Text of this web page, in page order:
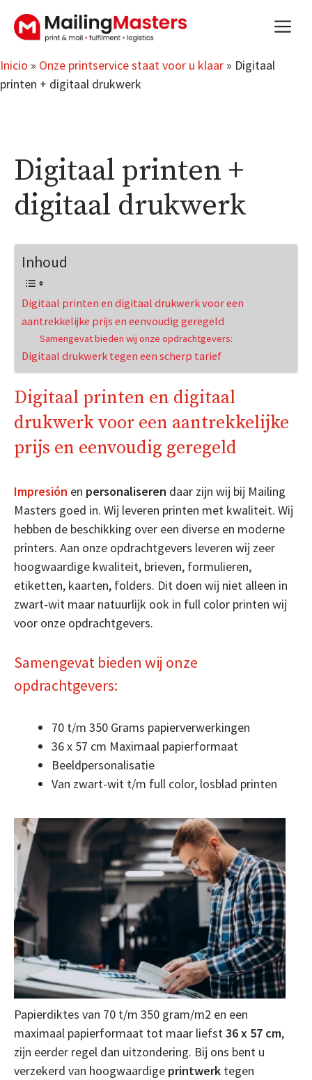
contenido
Inicio » Onze printservice staat voor u klaar » Digitaal
printen + digitaal drukwerk
Digitaal printen +
digitaal drukwerk
Inhoud
Digitaal printen en digitaal drukwerk voor een
aantrekkelijke prijs en eenvoudig geregeld
Samengevat bieden wij onze opdrachtgevers:
Digitaal drukwerk tegen een scherp tarief
Digitaal printen en digitaal
drukwerk voor een aantrekkelijke
prijs en eenvoudig geregeld
Impresión en personaliseren daar zijn wij bij Mailing
Masters goed in. Wij leveren printen met kwaliteit. Wij
hebben de beschikking over een diverse en moderne
printers. Aan onze opdrachtgevers leveren wij zeer
hoogwaardige kwaliteit, brieven, formulieren,
etiketten, kaarten, folders. Dit doen wij niet alleen in
zwart-wit maar natuurlijk ook in full color printen wij
voor onze opdrachtgevers.
Samengevat bieden wij onze
opdrachtgevers:
70 t/m 350 Grams papierverwerkingen
36 x 57 cm Maximaal papierformaat
Beeldpersonalisatie
Van zwart-wit t/m full color, losblad printen
Papierdiktes van 70 t/m 350 gram/m2 en een
maximaal papierformaat tot maar liefst36 x 57 cm,
zijn eerder regel dan uitzondering. Bij ons bent u
verzekerd van hoogwaardige printwerk tegen